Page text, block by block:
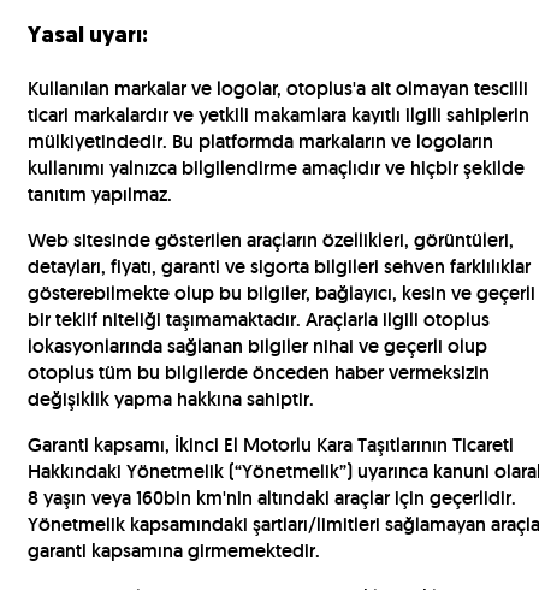
Yasal uyarı:
Kullanılan markalar ve logolar, otoplus'a ait olmayan tescilli
ticari markalardır ve yetkili makamlara kayıtlı ilgili sahiplerin
mülkiyetindedir. Bu platformda markaların ve logoların
kullanımı yalnızca bilgilendirme amaçlıdır ve hiçbir şekilde
tanıtım yapılmaz.
Web sitesinde gösterilen araçların özellikleri, görüntüleri,
detayları, fiyatı, garanti ve sigorta bilgileri sehven farklılıklar
gösterebilmekte olup bu bilgiler, bağlayıcı, kesin ve geçerli
bir teklif niteliği taşımamaktadır. Araçlarla ilgili otoplus
lokasyonlarında sağlanan bilgiler nihai ve geçerli olup
otoplus tüm bu bilgilerde önceden haber vermeksizin
değişiklik yapma hakkına sahiptir.
Garanti kapsamı, İkinci El Motorlu Kara Taşıtlarının Ticareti
Hakkındaki Yönetmelik (“Yönetmelik”) uyarınca kanuni
8 yaşın veya 160bin km'nin altındaki araçlar için geçerlidir.
Yönetmelik kapsamındaki şartları/limitleri sağlamayan
garanti kapsamına girmemektedir.